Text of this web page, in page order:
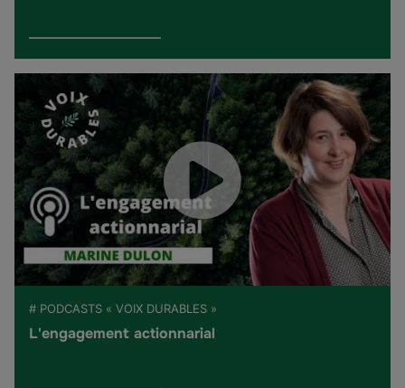
# PODCASTS « VOIX DURABLES »
L'engagement actionnarial